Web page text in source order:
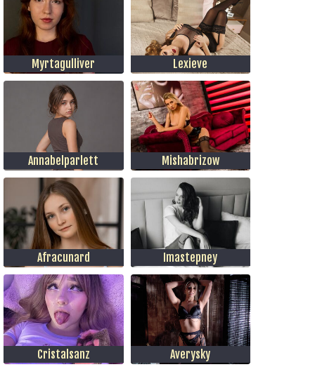
Myrtagulliver Lexieve
Annabelparlett Mishabrizow
Afracunard Imastepney
Cristalsanz Averysky